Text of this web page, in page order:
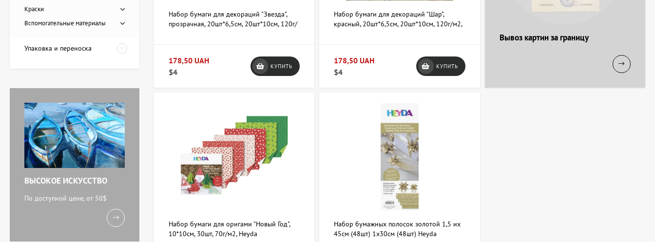
Набор бумаги для декораций "Звезда",
прозрачная, 20шт*6,5см, 20шт*10см, 120г/
178,50 UAH
$4
КУПИТЬ
Набор бумаги для декораций "Шар",
красный, 20шт*6,5см, 20шт*10см, 120г/м2,
178,50 UAH
$4
КУПИТЬ
Вывоз картин за границу
Набор бумаги для оригами "Новый Год",
10*10см, 30шт, 70г/м2, Heyda
Набор бумажных полосок золотой 1,5 их
45см (48шт) 1х30см (48шт) Heyda
Краски
Вспомогательные материалы
Упаковка и переноска
ВЫСОКОЕ ИСКУССТВО
По доступной цене, от 50$
Картина Пирс, художник
11 238 UAH
Картина Абстракция
триптих, художник Бурда
Ярослав
71 920 UAH
художник Кокин Михаил